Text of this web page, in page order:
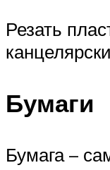
Резать
Бумаги
Бумага –